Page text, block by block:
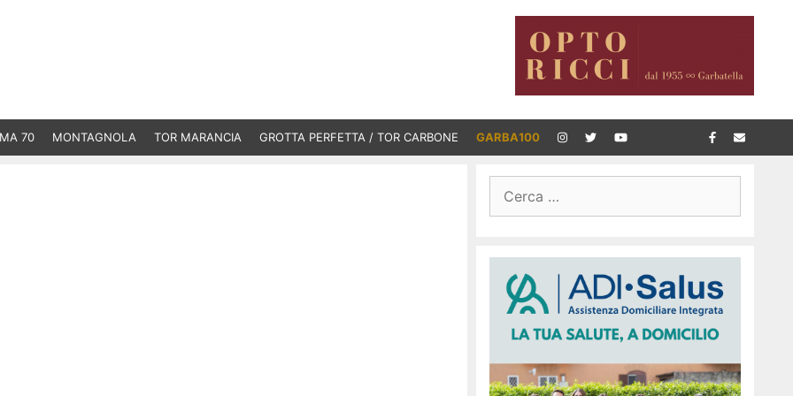
70 MONTAGNOLA TOR MARANCIA GROTTA PERFETTA / TOR CARBONE GARBA100
per: